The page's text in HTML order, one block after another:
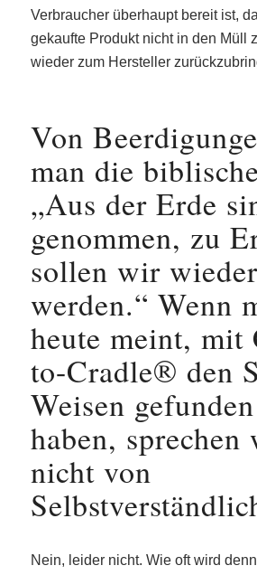
Verbraucher überhaupt bereit ist,
gekaufte Produkt nicht in den Müll
wieder zum Hersteller
Von
man die
„Aus der Erde
genommen, zu
sollen wir wieder
werden.“ Wenn
heute meint, mit
to-Cradle® den
Weisen
haben, sprechen
nicht von
Nein, leider nicht. Wie oft wird